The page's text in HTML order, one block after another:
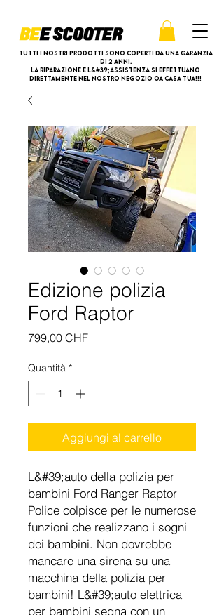
Tutti i nostri prodotti sono coperti da una garanzia
di 2 anni.
La riparazione e l&#39;assistenza si effettuano
direttamente nel nostro negozio oa casa tua!!!
Edizione polizia
Ford Raptor
799,00 CHFPrezzo
Quantità *
Aggiungi al carrello
L&#39;auto della polizia per
bambini Ford Ranger Raptor
Police colpisce per le numerose
funzioni che realizzano i sogni
dei bambini. Non dovrebbe
mancare una sirena su una
macchina della polizia per
bambini! L&#39;auto elettrica
per bambini segna con un